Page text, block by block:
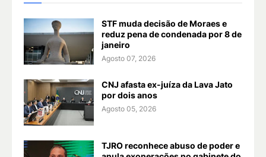
STF muda decisão de Moraes e
reduz pena de condenada por 8 de
janeiro
Agosto 07, 2026
CNJ afasta ex-juíza da Lava Jato
por dois anos
Agosto 05, 2026
TJRO reconhece abuso de poder e